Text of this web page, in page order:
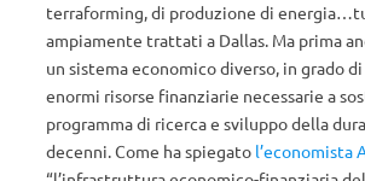
terraforming, di produzione di
ampiamente trattati a Dallas. Ma prima
un sistema economico diverso, in grado
enormi risorse finanziarie necessarie a
programma di ricerca e sviluppo della
decenni. Come ha spiegato l’economista